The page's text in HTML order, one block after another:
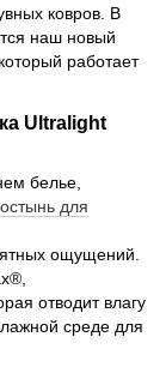
ковров. В
наш новый
работает
Ultralight
белье,
для
ощущений.
отводит влагу
среде для